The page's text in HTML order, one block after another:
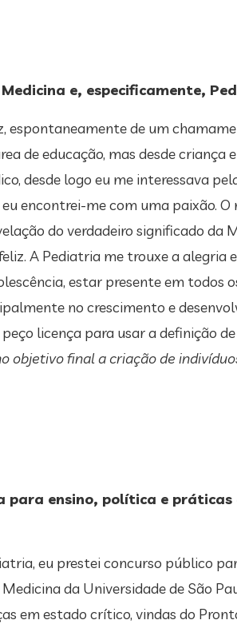
e, especificamente,
espontaneamente de um
de educação, mas desde criança
desde logo eu me interessava
encontrei-me com uma paixão.
do verdadeiro significado da
A Pediatria me trouxe a alegria
estar presente em todos
no crescimento e
licença para usar a definição
objetivo final a criação de
para ensino, política e
eu prestei concurso público
da Universidade de São
em estado crítico, vindas do